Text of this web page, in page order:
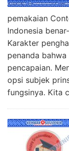
pemakaian
Indonesia
Karakter
penanda
pencapaian.
opsi subjek
fungsinya. Kita